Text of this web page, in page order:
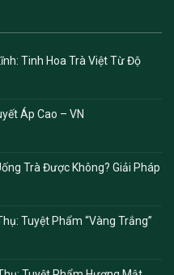
Tinh Hoa Trà Việt Từ Độ
Áp Cao – VN
Trà Được Không? Giải Pháp
Tuyệt Phẩm “Vàng Trắng”